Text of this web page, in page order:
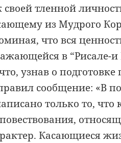
тленной
из Мудрого
что вся
в “Рисале-
узнав о
сообщение: «В
только то, что
Касающиеся